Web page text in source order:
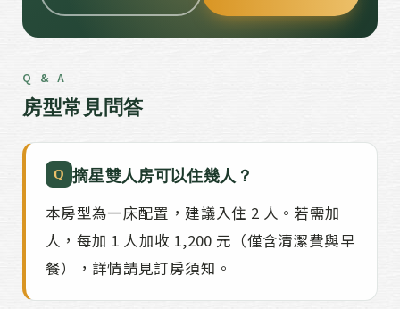
Q & A
房型常見問答
Q 摘星雙人房可以住幾人？
本房型為一床配置，建議入住 2 人。若需加
人，每加 1 人加收 1,200 元（僅含清潔費與早
餐），詳情請見訂房須知。